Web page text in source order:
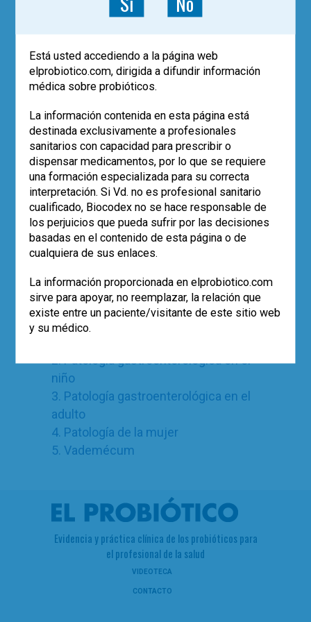
Gregorio Marañón. Madrid
Martínez Gómez, Mª José
Servicio de Gastroenterología
Hospital Infantil Universitario Niño
Jesús. Madrid
Albertos Rubio, Sonia
Servicio de Aparato Digestivo
Fundación Jiménez Díaz. Madrid
Galicia de Pedro, Ignacio
Farmacólogo Clínico
Coordinador Ensayos Clínicos
Hospital Universitario La Paz. Madrid
Contenido:
2. Patología gastroenterológica en el
niño
3. Patología gastroenterológica en el
adulto
4. Patología de la mujer
5. Vademécum
Evidencia y práctica clínica de los probióticos para
el profesional de la salud
VIDEOTECA
CONTACTO
Está usted accediendo a la página web
elprobiotico.com, dirigida a difundir información
médica sobre probióticos.
La información contenida en esta página está
destinada exclusivamente a profesionales
sanitarios con capacidad para prescribir o
dispensar medicamentos, por lo que se requiere
una formación especializada para su correcta
interpretación. Si Vd. no es profesional sanitario
cualificado, Biocodex no se hace responsable de
los perjuicios que pueda sufrir por las decisiones
basadas en el contenido de esta página o de
cualquiera de sus enlaces.
La información proporcionada en elprobiotico.com
sirve para apoyar, no reemplazar, la relación que
existe entre un paciente/visitante de este sitio web
y su médico.